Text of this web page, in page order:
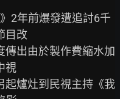
2年前爆發遭追討6千
目改
傳出由於製作費縮水加
視
起爐灶到民視主持《我